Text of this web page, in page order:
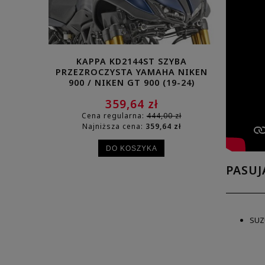
KAPPA KD2144ST SZYBA
PRZEZROCZYSTA YAMAHA NIKEN
900 / NIKEN GT 900 (19-24)
359,64 zł
Cena regularna:444,00 zł
Najniższa cena: 359,64 zł
DO KOSZYKA